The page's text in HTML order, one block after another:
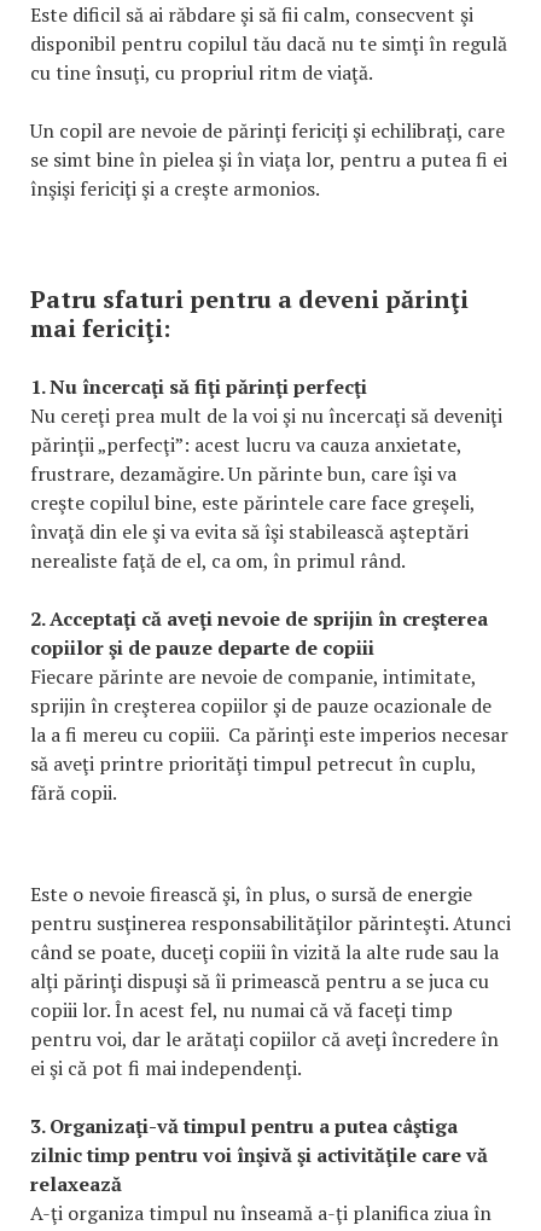
Este dificil să ai răbdare şi să fii calm, consecvent şi
disponibil pentru copilul tău dacă nu te simţi în regulă
cu tine însuţi, cu propriul ritm de viaţă.
Un copil are nevoie de părinţi fericiţi şi echilibraţi, care
se simt bine în pielea şi în viaţa lor, pentru a putea fi ei
înşişi fericiţi şi a creşte armonios.
Patru sfaturi pentru a deveni părinţi
mai fericiţi:
1. Nu încercaţi să fiţi părinţi perfecţi
Nu cereţi prea mult de la voi şi nu încercaţi să deveniţi
părinţii „perfecţi”: acest lucru va cauza anxietate,
frustrare, dezamăgire. Un părinte bun, care îşi va
creşte copilul bine, este părintele care face greşeli,
învaţă din ele şi va evita să îşi stabilească aşteptări
nerealiste faţă de el, ca om, în primul rând.
2. Acceptaţi că aveţi nevoie de sprijin în creşterea
copiilor şi de pauze departe de copiii
Fiecare părinte are nevoie de companie, intimitate,
sprijin în creşterea copiilor şi de pauze ocazionale de
la a fi mereu cu copiii. Ca părinţi este imperios necesar
să aveţi printre priorităţi timpul petrecut în cuplu,
fără copii.
Este o nevoie firească şi, în plus, o sursă de energie
pentru susţinerea responsabilităţilor părinteşti. Atunci
când se poate, duceţi copiii în vizită la alte rude sau la
alţi părinţi dispuşi să îi primească pentru a se juca cu
copiii lor. În acest fel, nu numai că vă faceţi timp
pentru voi, dar le arătaţi copiilor că aveţi încredere în
ei şi că pot fi mai independenţi.
3. Organizaţi-vă timpul pentru a putea câştiga
zilnic timp pentru voi înşivă şi activităţile care vă
relaxează
A-ţi organiza timpul nu înseamă a-ţi planifica ziua în